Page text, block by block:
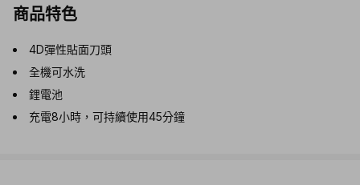
商品特色
4D彈性貼面刀頭
全機可水洗
鋰電池
充電8小時，可持續使用45分鐘